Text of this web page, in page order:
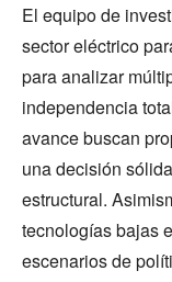
El equipo de
sector eléctrico
para analizar
independencia
avance buscan
una decisión
estructural.
tecnologías bajas
escenarios de